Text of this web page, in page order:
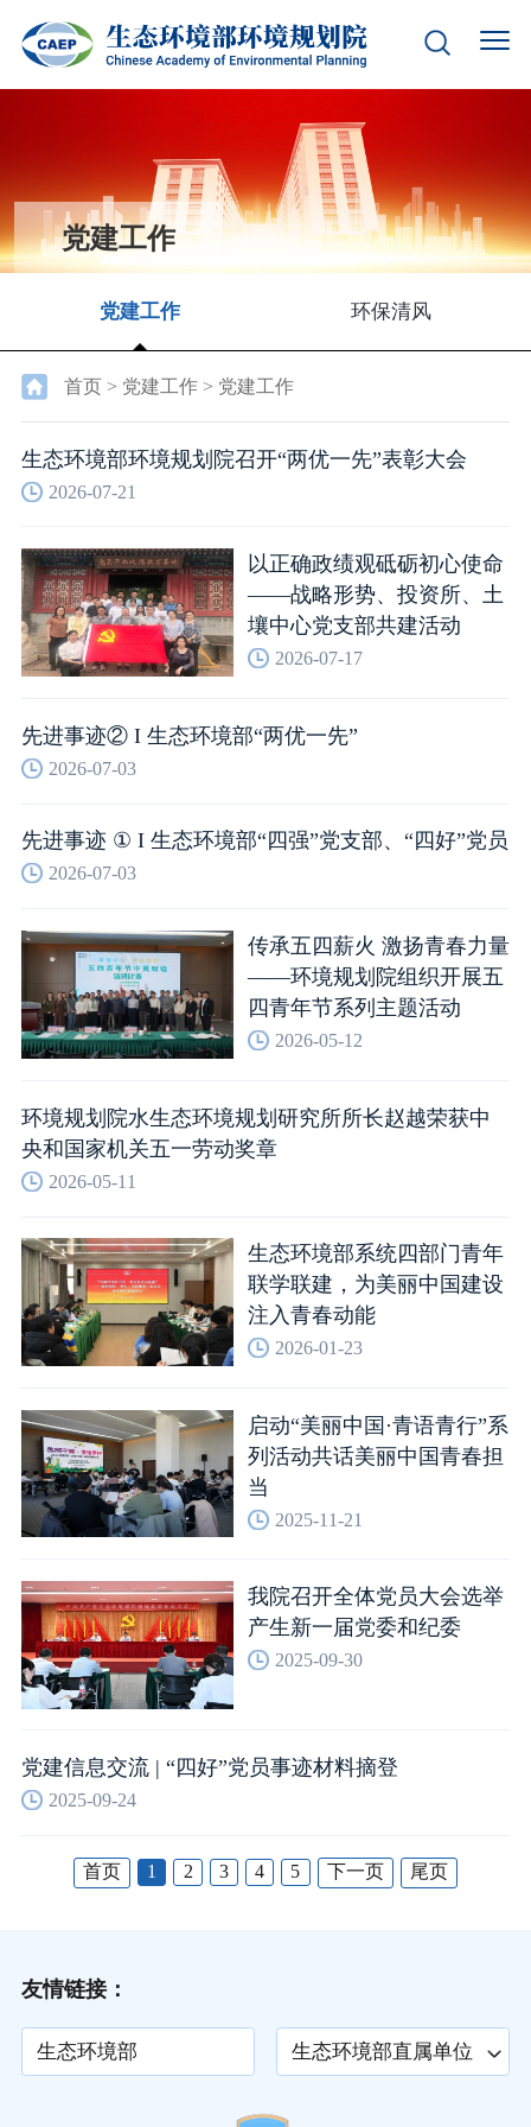
党建工作
党建工作 环保清风
首页> 党建工作> 党建工作
生态环境部环境规划院召开“两优一先”表彰大会
2026-07-21
以正确政绩观砥砺初心使命
——战略形势、投资所、土
壤中心党支部共建活动
2026-07-17
先进事迹② I 生态环境部“两优一先”
2026-07-03
先进事迹 ① I 生态环境部“四强”党支部、“四好”党员
2026-07-03
传承五四薪火 激扬青春力量
——环境规划院组织开展五
四青年节系列主题活动
2026-05-12
环境规划院水生态环境规划研究所所长赵越荣获中
央和国家机关五一劳动奖章
2026-05-11
生态环境部系统四部门青年
联学联建，为美丽中国建设
注入青春动能
2026-01-23
启动“美丽中国·青语青行”系
列活动共话美丽中国青春担
当
2025-11-21
我院召开全体党员大会选举
产生新一届党委和纪委
2025-09-30
党建信息交流 | “四好”党员事迹材料摘登
2025-09-24
首页 1 2 3 4 5 下一页 尾页
友情链接：
生态环境部 生态环境部直属单位